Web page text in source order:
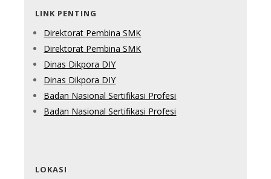
LINK PENTING
Direktorat Pembina SMK
Direktorat Pembina SMK
Dinas Dikpora DIY
Dinas Dikpora DIY
Badan Nasional Sertifikasi Profesi
Badan Nasional Sertifikasi Profesi
LOKASI